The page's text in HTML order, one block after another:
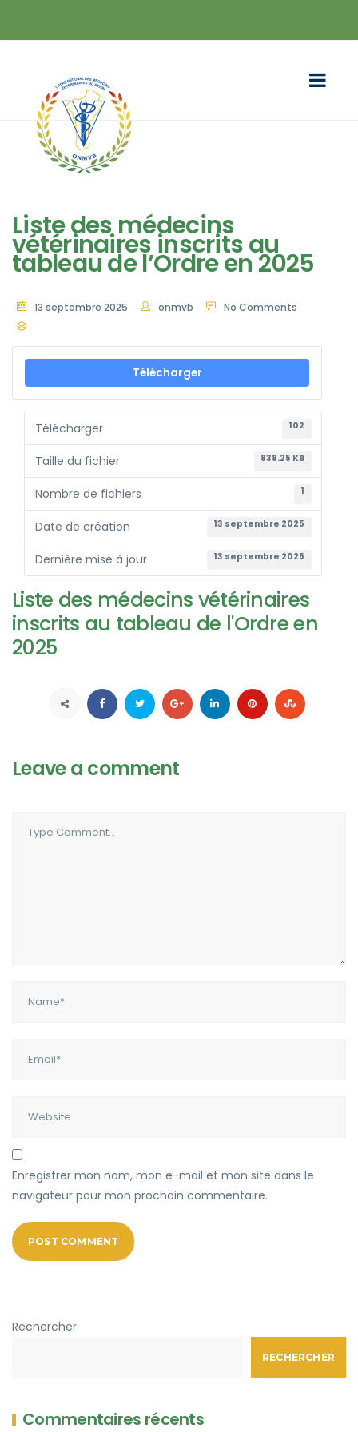
Liste des médecins
vétérinaires inscrits au
tableau de l’Ordre en 2025
13 septembre 2025 onmvb No Comments
Télécharger
Télécharger 102
Taille du fichier 838.25 KB
Nombre de fichiers 1
Date de création 13 septembre 2025
Dernière mise à jour 13 septembre 2025
Liste des médecins vétérinaires
inscrits au tableau de l'Ordre en
2025
Leave a comment
Enregistrer mon nom, mon e-mail et mon site dans le
navigateur pour mon prochain commentaire.
Rechercher
RECHERCHER
Commentaires récents